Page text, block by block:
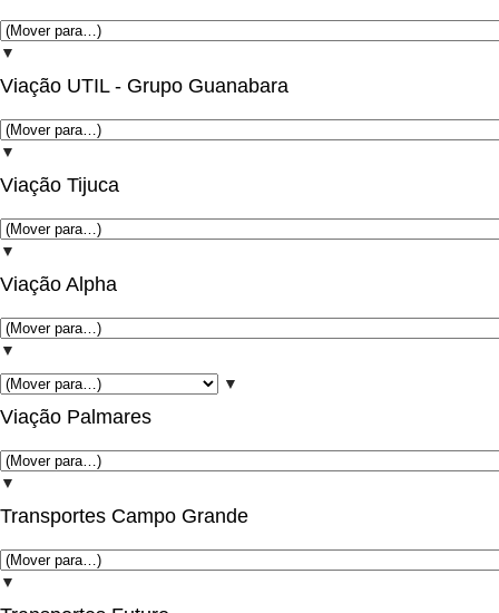
▼
Viação UTIL - Grupo Guanabara
▼
Viação Tijuca
▼
Viação Alpha
▼
▼
Viação Palmares
▼
Transportes Campo Grande
▼